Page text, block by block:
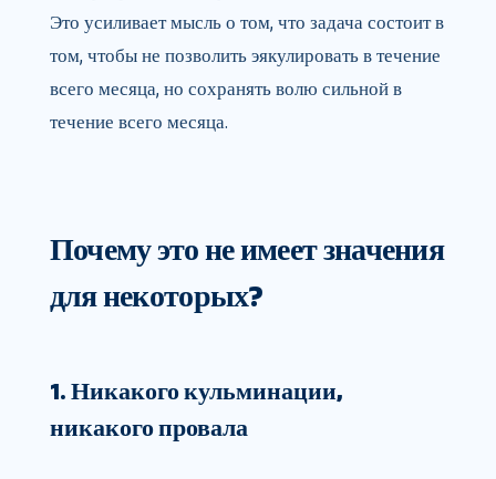
Это усиливает мысль о том, что задача состоит в
том, чтобы не позволить эякулировать в течение
всего месяца, но сохранять волю сильной в
течение всего месяца.
Почему это не имеет значения
для некоторых?
1. Никакого кульминации,
никакого провала